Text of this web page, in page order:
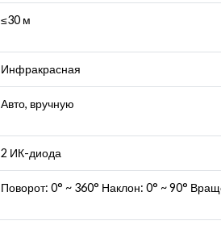
≤30 м
Инфракрасная
Авто, вручную
2 ИК-диода
Поворот: 0° ~ 360° Наклон: 0° ~ 90°